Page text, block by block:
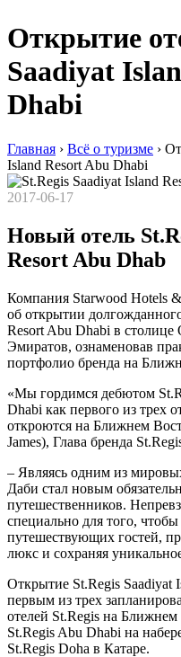
Открытие
Saadiyat
Dhabi
Главная › Всё о туризме ›
Island Resort Abu Dhabi
2017-06-17
Новый отель
Resort Abu Dhab
Компания Starwood Hotels
об открытии
Resort Abu Dhabi в
Эмиратов, ознаменовав
портфолио бренда на
«Мы гордимся дебютом
Dhabi как первого из трех
откроются на Ближнем
James), Глава бренда
– Являясь одним из
Даби стал новым
путешественников.
специально для того,
путешествующих гостей,
люкс и сохраняя
Открытие St.Regis Saadiyat
первым из трех
отелей St.Regis на
St.Regis Abu Dhabi на
St.Regis Doha в Катаре.